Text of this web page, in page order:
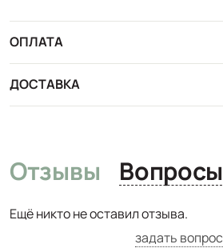
ОПЛАТА
ДОСТАВКА
Отзывы
Ещё никто не оставил отзыва.
задать вопрос